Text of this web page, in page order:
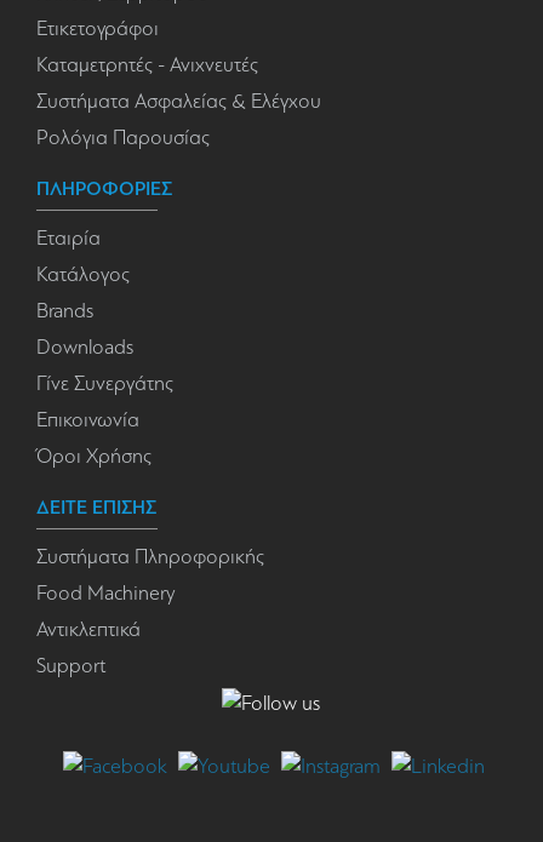
Ετικετογράφοι
Καταμετρητές - Ανιχνευτές
Συστήματα Ασφαλείας & Ελέγχου
Ρολόγια Παρουσίας
ΠΛΗΡΟΦΟΡΙΕΣ
Εταιρία
Κατάλογος
Brands
Downloads
Γίνε Συνεργάτης
Επικοινωνία
Όροι Χρήσης
ΔΕΙΤΕ ΕΠΙΣΗΣ
Συστήματα Πληροφορικής
Food Machinery
Αντικλεπτικά
Support